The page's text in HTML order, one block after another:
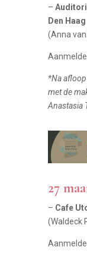
–
Den Haag
(Anna
*Na afloop
met de
Anastasia
27
– Cafe
(Waldeck